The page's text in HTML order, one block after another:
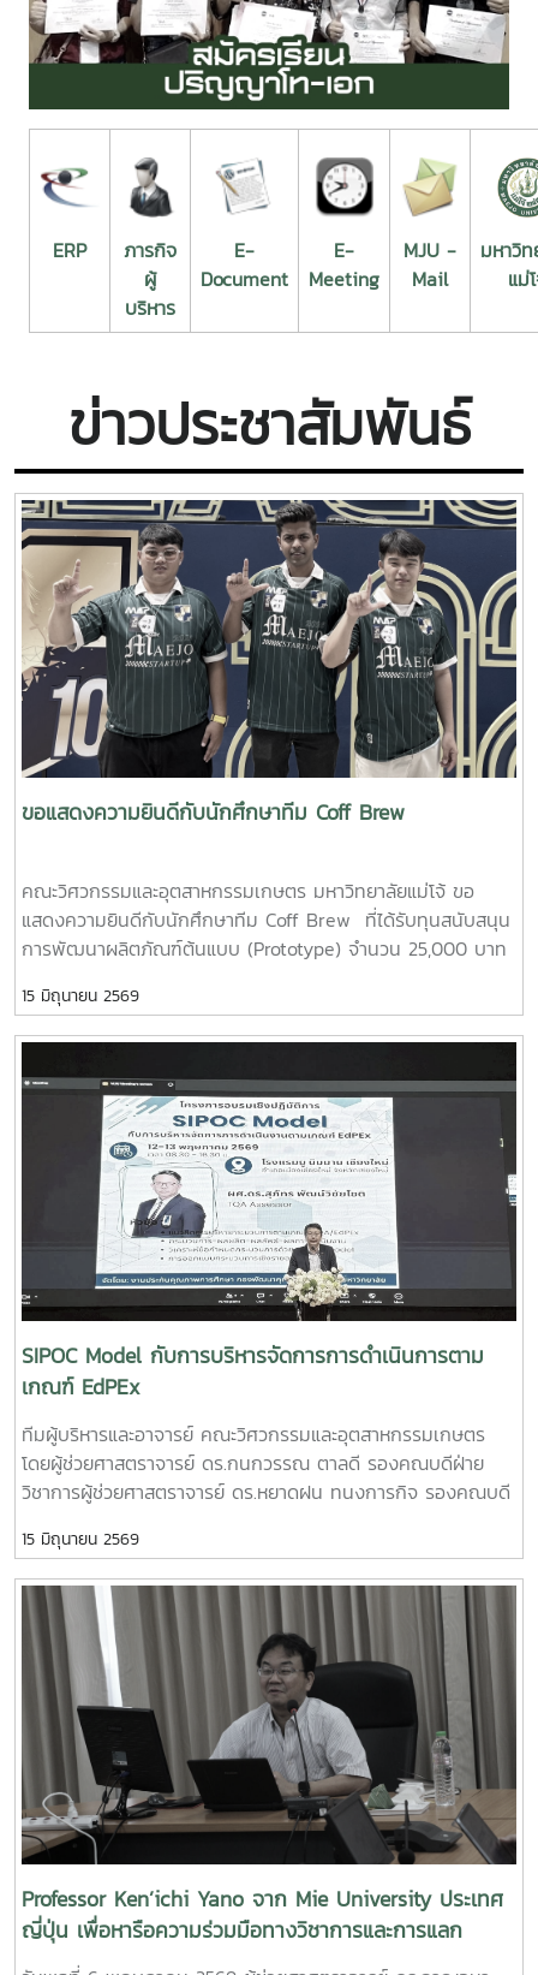
ERP
ภารกิจ
ผู้
บริหาร
E-
Document
E-
Meeting
MJU -
Mail
มหาวิ
แม่
ข่าวประชาสัมพันธ์
ขอแสดงความยินดีกับนักศึกษาทีม Coff Brew
คณะวิศวกรรมและอุตสาหกรรมเกษตร มหาวิทยาลัยแม่โจ้ ขอ
แสดงความยินดีกับนักศึกษาทีม Coff Brew ที่ได้รับทุนสนับสนุน
การพัฒนาผลิตภัณฑ์ต้นแบบ (Prototype) จำนวน 25,000 บาท
ภาคเหนือ ซึ่งจัดขึ้นเมื่อวันที่ 11 พฤษภาคม 2569 ณ อาคาร
อำนวยการอุทยานวิทยาศาสตร์ภูมิภาค (ภาคเหนือ) จังหวัด
PLU”สมาชิกทีม• นายอนุพงศ์ เขื่อนแก้วนักศึกษาปริญญาโท
คณะวิศวกรรมและอุตสาหกรรมเกษตร• นายอาทิตย์ ด่านกระโท
กนักศึกษาปริญญาโท คณะวิศวกรรมและอุตสาหกรรมเกษตร•
นายตันติกร กันนานักศึกษาปริญญาตรี คณะบริหารธุรกิจ•
Nirmala Bhuvana Chandra Ramisettyนักศึกษาปริญญาโท
วิทยาลัยนานาชาติอาจารย์ที่ปรึกษารองศาสตราจารย์ ดร.จตุรภัทร
วาฤทธิ์คณะวิศวกรรมและอุตสาหกรรมเกษตรการแข่งขัน Startup
Thailand League 2026 เป็นเวทีสำคัญในการส่งเสริมศักยภาพ
นักศึกษาด้านนวัตกรรมและการเป็นผู้ประกอบการรุ่นใหม่ โดยเปิด
โอกาสให้นักศึกษาได้นำเสนอแนวคิดธุรกิจและผลงานนวัตกรรมสู่
การพัฒนาเชิงพาณิชย์ในระดับประเทศทั้งนี้ ทีม Coff Brew ได้รับ
Demo Day ระหว่างวันที่ 25–27 มิถุนายน 2569 ณ ศูนย์การค้า
สยามพารากอน กรุงเทพมหานคร เพื่อจัดแสดงผลงานต่อนัก
ลงทุนและเครือข่ายธุรกิจ Startup ระดับประเทศและนานาชาติต่อ
ไปคณะวิศวกรรมและอุตสาหกรรมเกษตร ขอร่วมชื่นชมและภาค
ภูมิใจในความสามารถ ความคิดสร้างสรรค์ และศักยภาพของ
นักศึกษา ที่สามารถต่อยอดองค์ความรู้สู่การสร้างนวัตกรรมและ
การเป็นผู้ประกอบการแห่งอนาคตได้อย่างโดดเด่นCr:อุทยาน
วิทยาศาสตร์เทคโนโลยีเกษตรและอาหาร Maejo Agro Food Park
(MAP)https://www.facebook.com/share/18ZhSJ8uJx/
15 มิถุนายน 2569
SIPOC Model กับการบริหารจัดการการดำเนินการตาม
เกณฑ์ EdPEx
ทีมผู้บริหารและอาจารย์ คณะวิศวกรรมและอุตสาหกรรมเกษตร
โดยผู้ช่วยศาสตราจารย์ ดร.กนกวรรณ ตาลดี รองคณบดีฝ่าย
วิชาการผู้ช่วยศาสตราจารย์ ดร.หยาดฝน ทนงการกิจ รองคณบดี
วรรณ พรประสิทธ์ ผู้ช่วยคณบดีฝ่ายบริหารและเทคโนโลยี
สารสนเทศรองศาสตราจารย์ ดร.จตุรภัทร วาฤทธิ์ ประธาน
หลักสูตรวิศวกรรมศาสตรบัณฑิต สาขาวิศวกรรมอาหารเข้าร่วม
การอบรมเชิงปฏิบัติการ "SIPOC Model กับการบริหารจัดการ
การดำเนินการตามเกณฑ์ EdPEx" ใน วันที่ 12-13 พฤษภาคม
2569 ที่โรงแรมยูนิมมาน โดย ได้รับเกียรติจาก "ผู้ช่วย
ศาสตราจารย์ ดร.สุภัทร พัฒน์วิชัยโชติ" คณะวิศวกรรมศาสตร์
มหาวิทยาลัยเกษตรศาสตร์ เป็นวิทยากรการอบรมครั้งนี้ช่วยส่ง
เสริมให้บุคลากรนำความรู้ที่ได้ ใช้ในการวิเคราะห์ วางระบบและ
เชื่อมโยงกระบวนการ เพื่อมุ่งสู่ความเป็นเลิศขององค์กร
15 มิถุนายน 2569
Professor Ken’ichi Yano จาก Mie University ประเทศ
ญี่ปุ่น เพื่อหารือความร่วมมือทางวิชาการและการแลก
เปลี่ยนนักศึกษา